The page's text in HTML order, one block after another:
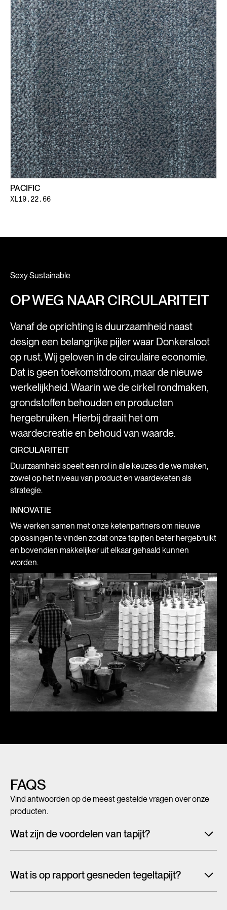
PACIFIC
XL19.22.66
Sexy Sustainable
OP WEG NAAR CIRCULARITEIT
Vanaf de oprichting is duurzaamheid naast
design een belangrijke pijler waar Donkersloot
op rust. Wij geloven in de circulaire economie.
Dat is geen toekomstdroom, maar de nieuwe
werkelijkheid. Waarin we de cirkel rondmaken,
grondstoffen behouden en producten
hergebruiken. Hierbij draait het om
waardecreatie en behoud van waarde.
CIRCULARITEIT
Duurzaamheid speelt een rol in alle keuzes die we maken,
zowel op het niveau van product en waardeketen als
strategie.
INNOVATIE
We werken samen met onze ketenpartners om nieuwe
oplossingen te vinden zodat onze tapijten beter hergebruikt
en bovendien makkelijker uit elkaar gehaald kunnen
worden.
FAQS
Vind antwoorden op de meest gestelde vragen over onze
producten.
Wat zijn de voordelen van tapijt?
interieur. Maar tapijt is niet alleen mooi en zacht, het heeft
ook een geluiddempende werking.Lees alles over de
Wat is op rapport gesneden tegeltapijt?